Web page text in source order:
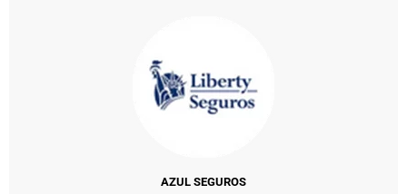
AZUL SEGUROS